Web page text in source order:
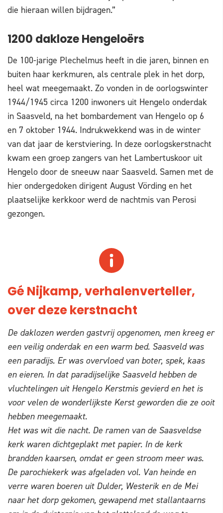
die hieraan willen bijdragen.”
1200 dakloze Hengeloërs
De 100-jarige Plechelmus heeft in die jaren, binnen en
buiten haar kerkmuren, als centrale plek in het dorp,
heel wat meegemaakt. Zo vonden in de oorlogswinter
1944/1945 circa 1200 inwoners uit Hengelo onderdak
in Saasveld, na het bombardement van Hengelo op 6
en 7 oktober 1944. Indrukwekkend was in de winter
van dat jaar de kerstviering. In deze oorlogskerstnacht
kwam een groep zangers van het Lambertuskoor uit
Hengelo door de sneeuw naar Saasveld. Samen met de
hier ondergedoken dirigent August Vörding en het
plaatselijke kerkkoor werd de nachtmis van Perosi
gezongen.
Gé Nijkamp, verhalenverteller,
over deze kerstnacht
De daklozen werden gastvrij opgenomen, men kreeg er
een veilig onderdak en een warm bed. Saasveld was
een paradijs. Er was overvloed van boter, spek, kaas
en eieren. In dat paradijselijke Saasveld hebben de
vluchtelingen uit Hengelo Kerstmis gevierd en het is
voor velen de wonderlijkste Kerst geworden die ze ooit
hebben meegemaakt.
Het was wit die nacht. De ramen van de Saasveldse
kerk waren dichtgeplakt met papier. In de kerk
brandden kaarsen, omdat er geen stroom meer was.
De parochiekerk was afgeladen vol. Van heinde en
verre waren boeren uit Dulder, Westerik en de Mei
naar het dorp gekomen, gewapend met stallantaarns